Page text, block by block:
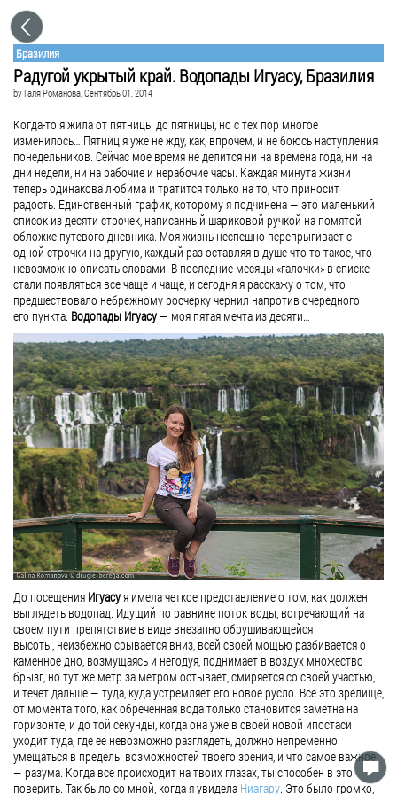
Бразилия
Радугой укрытый край. Водопады Игуасу, Бразилия
byГаля Романова, Сентябрь 01, 2014
Когда-то я жила от пятницы до пятницы, но с тех пор многое
изменилось… Пятниц я уже не жду, как, впрочем, и не боюсь наступления
понедельников. Сейчас мое время не делится ни на времена года, ни на
дни недели, ни на рабочие и нерабочие часы. Каждая минута жизни
теперь одинакова любима и тратится только на то, что приносит
радость. Единственный график, которому я подчинена — это маленький
список из десяти строчек, написанный шариковой ручкой на помятой
обложке путевого дневника. Моя жизнь неспешно перепрыгивает с
одной строчки на другую, каждый раз оставляя в душе что-то такое, что
невозможно описать словами. В последние месяцы «галочки» в списке
стали появляться все чаще и чаще, и сегодня я расскажу о том, что
предшествовало небрежному росчерку чернил напротив очередного
его пункта. Водопады Игуасу— моя пятая мечта из десяти…
До посещения Игуасуя имела четкое представление о том, как должен
выглядеть водопад. Идущий по равнине поток воды, встречающий на
своем пути препятствие в виде внезапно обрушивающейся
высоты, неизбежно срывается вниз, всей своей мощью разбивается о
каменное дно, возмущаясь и негодуя, поднимает в воздух множество
брызг, но тут же метр за метром остывает, смиряется со своей участью,
и течет дальше — туда, куда устремляет его новое русло. Все это зрелище,
от момента того, как обреченная вода только становится заметна на
горизонте, и до той секунды, когда она уже в своей новой ипостаси
уходит туда, где ее невозможно разглядеть, должно непременно
умещаться в пределы возможностей твоего зрения, и что самое важное
— разума. Когда все происходит на твоих глазах, ты способен в это
поверить. Так было со мной, когда я увидела Ниагару. Это было громко,